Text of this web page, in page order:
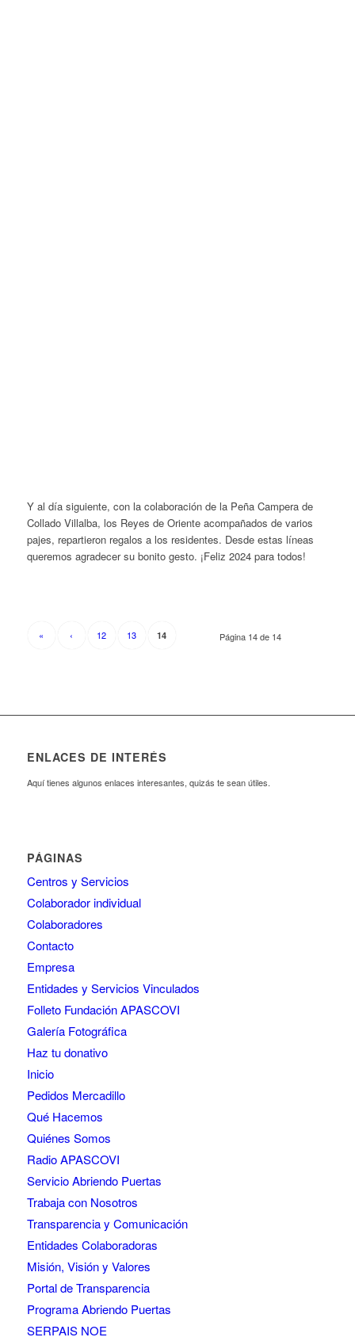
Y al día siguiente, con la colaboración de la Peña Campera de
Collado Villalba, los Reyes de Oriente acompañados de varios
pajes, repartieron regalos a los residentes. Desde estas líneas
queremos agradecer su bonito gesto. ¡Feliz 2024 para todos!
Página 14 de 14
« ‹ 12 13 14
ENLACES DE INTERÉS
Aquí tienes algunos enlaces interesantes, quizás te sean útiles.
PÁGINAS
Centros y Servicios
Colaborador individual
Colaboradores
Contacto
Empresa
Entidades y Servicios Vinculados
Folleto Fundación APASCOVI
Galería Fotográfica
Haz tu donativo
Inicio
Pedidos Mercadillo
Qué Hacemos
Quiénes Somos
Radio APASCOVI
Servicio Abriendo Puertas
Trabaja con Nosotros
Transparencia y Comunicación
Entidades Colaboradoras
Misión, Visión y Valores
Portal de Transparencia
Programa Abriendo Puertas
SERPAIS NOE